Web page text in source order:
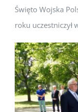
Święto Wojska
roku uczestniczył